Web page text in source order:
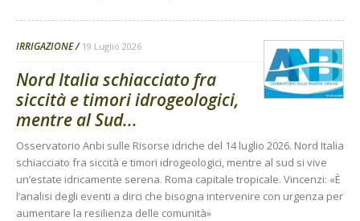
IRRIGAZIONE 19 Luglio 2026
Nord Italia schiacciato fra
siccità e timori idrogeologici,
mentre al Sud...
Osservatorio Anbi sulle Risorse idriche del 14 luglio 2026. Nord Italia
schiacciato fra siccità e timori idrogeologici, mentre al sud si vive
un’estate idricamente serena. Roma capitale tropicale. Vincenzi: «È
l’analisi degli eventi a dirci che bisogna intervenire con urgenza per
aumentare la resilienza delle comunità»